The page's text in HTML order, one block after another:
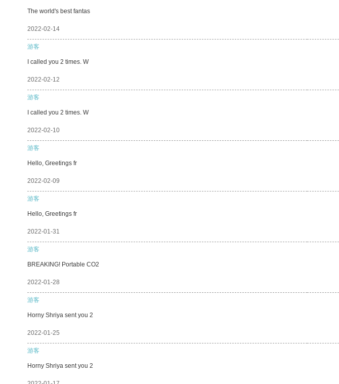
The world's best fantas
2022-02-14
游客
I called you 2 times. W
2022-02-12
游客
I called you 2 times. W
2022-02-10
游客
Hello, Greetings fr
2022-02-09
游客
Hello, Greetings fr
2022-01-31
游客
BREAKING! Portable CO2
2022-01-28
游客
Horny Shriya sent you 2
2022-01-25
游客
Horny Shriya sent you 2